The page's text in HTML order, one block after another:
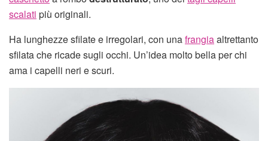
scalati più originali.
Ha lunghezze sfilate e irregolari, con unafrangiaaltrettanto
sfilata che ricade sugli occhi. Un’idea molto bella per chi
ama i capelli neri e scuri.